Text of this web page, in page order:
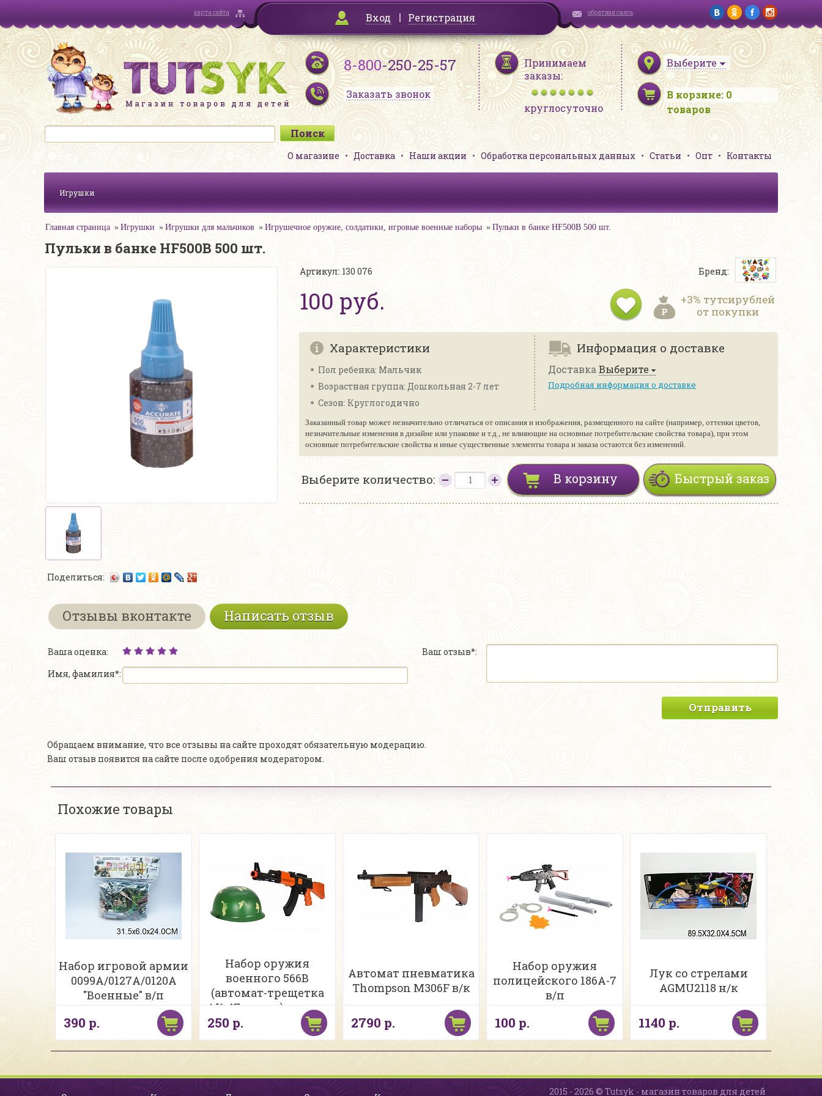
карта сайта Вход Регистрация обратная связь
8-800-250-25-57
Заказать звонок
Принимаем
заказы:
круглосуточно
Выберите
В корзине: 0
товаров
О магазине Доставка Наши акции Обработка персональных данных Статьи Опт Контакты
Игрушки
Главная страница Игрушки Игрушки для мальчиков Игрушечное оружие, солдатики, игровые военные наборы Пульки в банке HF500B 500 шт.
Пульки в банке HF500B 500 шт.
Поделиться:
Артикул: 130 076
100 руб.
Бренд:
+3% тутсирублей
от покупки
Характеристики
Пол ребенка: Мальчик
Возрастная группа: Дошкольная 2-7 лет
Сезон: Круглогодично
Информация о доставке
Доставка Выберите
Подробная информация о доставке
Заказанный товар может незначительно отличаться от описания и изображения, размещенного на сайте (например, оттенки цветов,
незначительные изменения в дизайне или упаковке и т.д., не влияющие на основные потребительские свойства товара), при этом
основные потребительские свойства и иные существенные элементы товара и заказа остаются без изменений.
Выберите количество: Быстрый заказ
В корзину
Отзывы вконтакте Написать отзыв
Ваша оценка:
Имя, фамилия*:
Ваш отзыв*:
Отправить
Обращаем внимание, что все отзывы на сайте проходят обязательную модерацию.
Ваш отзыв появится на сайте после одобрения модератором.
Похожие товары
Набор игровой армии
0099A/0127A/0120A
"Военные" в/п
390 р.
Набор оружия
военного 566B
(автомат-трещетка
АК-47+каска) в сетке
250 р.
Автомат пневматика
Thompson M306F в/к
2790 р.
Набор оружия
полицейского 186A-7
в/п
100 р.
Лук со стрелами
AGMU2118 н/к
1140 р.
2015 - 2026 © Tutsyk - магазин товаров для детей